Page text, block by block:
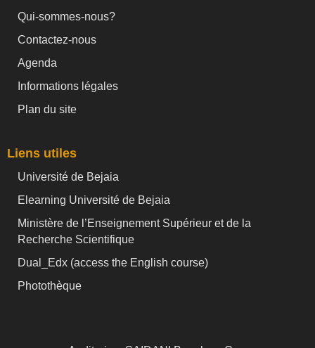
Qui-sommes-nous?
Contactez-nous
Agenda
Informations légales
Plan du site
Liens utiles
Université de Bejaia
Elearning Université de Bejaia
Ministère de l’Enseignement Supérieur et de la
Recherche Scientifique
Dual_Edx (access the English course)
Photothèque